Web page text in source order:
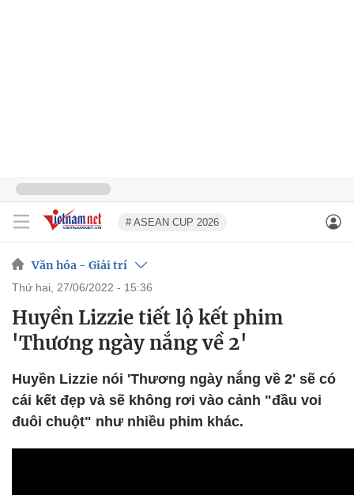
# ASEAN CUP 2026
Văn hóa - Giải trí
thứ hai, 27/06/2022 - 15:36
Huyền Lizzie tiết lộ kết phim
'Thương ngày nắng về 2'
Huyền Lizzie nói 'Thương ngày nắng về 2' sẽ có
cái kết đẹp và sẽ không rơi vào cảnh "đầu voi
đuôi chuột" như nhiều phim khác.